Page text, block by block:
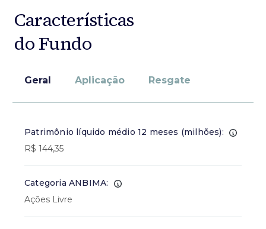
Características
do Fundo
Geral Aplicação Resgate
Patrimônio líquido médio 12 meses (milhões):
R$ 144,35
Categoria ANBIMA:
Ações Livre